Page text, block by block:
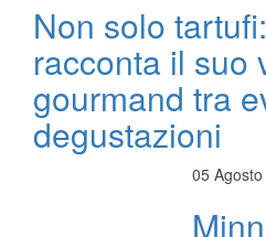
Non solo
racconta il suo
gourmand tra
degustazioni
05